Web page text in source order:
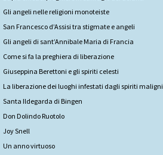
Gli angeli nelle religioni monoteiste
San Francesco d’Assisi tra stigmate e angeli
Gli angeli di sant’Annibale Maria di Francia
Come si fa la preghiera di liberazione
Giuseppina Berettoni e gli spiriti celesti
La liberazione dei luoghi infestati dagli spiriti maligni
Santa Ildegarda di Bingen
Don Dolindo Ruotolo
Joy Snell
Un anno virtuoso